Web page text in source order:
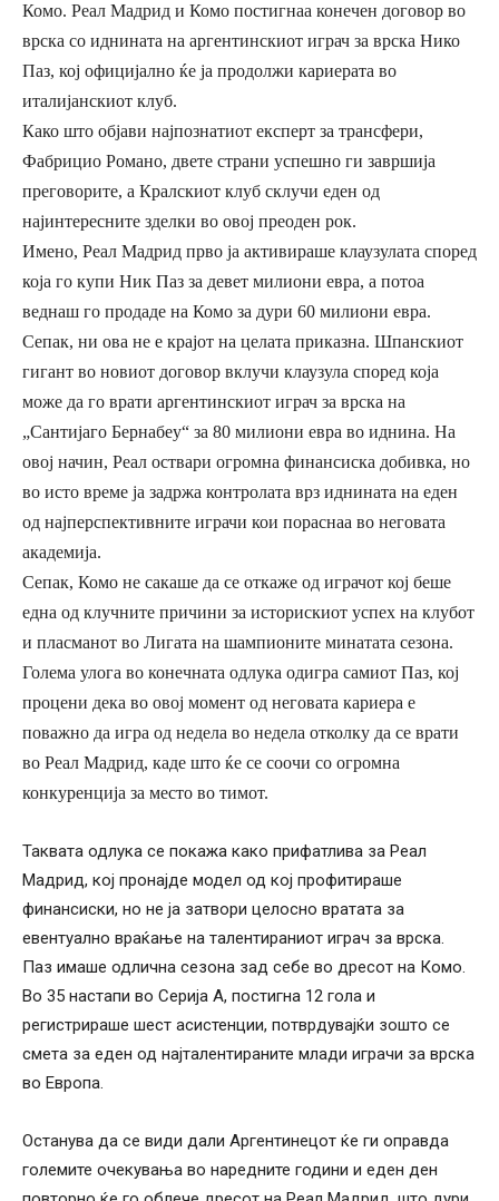
Комо. Реал Мадрид и Комо постигнаа конечен договор во
врска со иднината на аргентинскиот играч за врска Нико
Паз, кој официјално ќе ја продолжи кариерата во
италијанскиот клуб.
Како што објави најпознатиот експерт за трансфери,
Фабрицио Романо, двете страни успешно ги завршија
преговорите, а Кралскиот клуб склучи еден од
најинтересните зделки во овој преоден рок.
Имено, Реал Мадрид прво ја активираше клаузулата според
која го купи Ник Паз за девет милиони евра, а потоа
веднаш го продаде на Комо за дури 60 милиони евра.
Сепак, ни ова не е крајот на целата приказна. Шпанскиот
гигант во новиот договор вклучи клаузула според која
може да го врати аргентинскиот играч за врска на
„Сантијаго Бернабеу“ за 80 милиони евра во иднина. На
овој начин, Реал оствари огромна финансиска добивка, но
во исто време ја задржа контролата врз иднината на еден
од најперспективните играчи кои пораснаа во неговата
академија.
Сепак, Комо не сакаше да се откаже од играчот кој беше
една од клучните причини за историскиот успех на клубот
и пласманот во Лигата на шампионите минатата сезона.
Голема улога во конечната одлука одигра самиот Паз, кој
процени дека во овој момент од неговата кариера е
поважно да игра од недела во недела отколку да се врати
во Реал Мадрид, каде што ќе се соочи со огромна
конкуренција за место во тимот.
Таквата одлука се покажа како прифатлива за Реал
Мадрид, кој пронајде модел од кој профитираше
финансиски, но не ја затвори целосно вратата за
евентуално враќање на талентираниот играч за врска.
Паз имаше одлична сезона зад себе во дресот на Комо.
Во 35 настапи во Серија А, постигна 12 гола и
регистрираше шест асистенции, потврдувајќи зошто се
смета за еден од најталентираните млади играчи за врска
во Европа.
Останува да се види дали Аргентинецот ќе ги оправда
големите очекувања во наредните години и еден ден